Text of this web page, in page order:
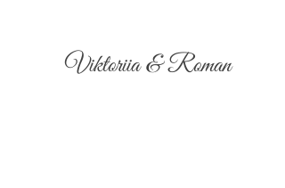
Viktoriia & Roman